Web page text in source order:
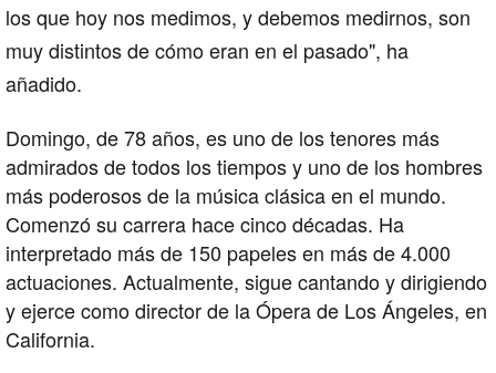
los que hoy nos medimos, y debemos medirnos, son
muy distintos de cómo eran en el pasado", ha
añadido.
Domingo, de 78 años, es uno de los tenores más
admirados de todos los tiempos y uno de los hombres
más poderosos de la música clásica en el mundo.
Comenzó su carrera hace cinco décadas. Ha
interpretado más de 150 papeles en más de 4.000
actuaciones. Actualmente, sigue cantando y dirigiendo
y ejerce como director de la Ópera de Los Ángeles, en
California.